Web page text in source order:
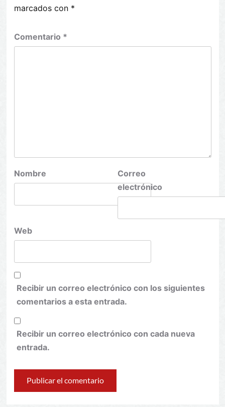
marcados con *
Comentario *
Nombre
Correo
electrónico
Web
Recibir un correo electrónico con los siguientes
comentarios a esta entrada.
Recibir un correo electrónico con cada nueva
entrada.